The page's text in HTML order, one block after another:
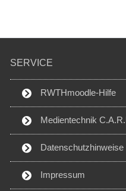
SERVICE
RWTHmoodle-Hilfe
Medientechnik C.A.R.L
Datenschutzhinweise
Impressum